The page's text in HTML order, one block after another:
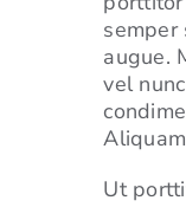
semper
augue.
vel
Ut